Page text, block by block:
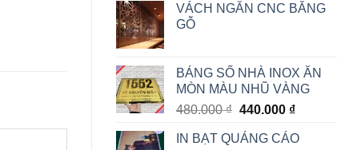
VÁCH NGĂN CNC BẰNG
GỖ
BẢNG SỐ NHÀ INOX ĂN
MÒN MÀU NHŨ VÀNG
480.000₫ Original
was:
440.000 ₫Current
is:
IN BẠT QUẢNG CÁO